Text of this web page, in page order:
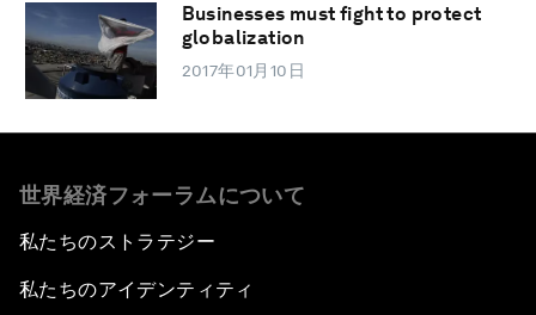
Businesses must fight to protect
globalization
2017年01月10日
世界経済フォーラムについて
私たちのストラテジー
私たちのアイデンティティ